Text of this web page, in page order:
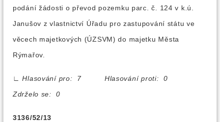
podání žádosti o převod pozemku parc. č. 124 v k.ú.
Janušov z vlastnictví Úřadu pro zastupování státu ve
věcech majetkových (ÚZSVM) do majetku Města
Rýmařov.
∟
Hlasování pro: 7 Hlasování proti: 0
Zdrželo se: 0
3136/52/13